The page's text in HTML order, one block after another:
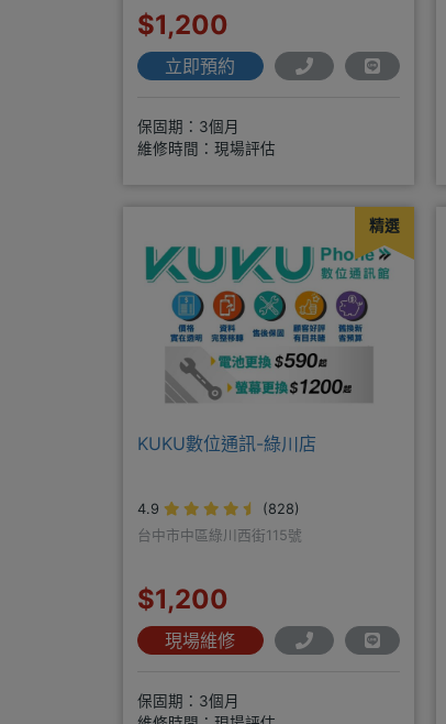
$1,200
立即預約
保固期：3個月
維修時間：現場評估
精選
KUKU數位通訊-綠川店
4.9
(828)
台中市中區綠川西街115號
$1,200
現場維修
保固期：3個月